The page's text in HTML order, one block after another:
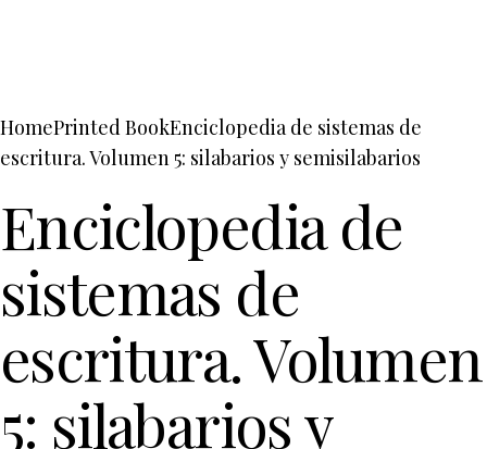
HomePrinted BookEnciclopedia de sistemas de
escritura. Volumen 5: silabarios y semisilabarios
Enciclopedia de
sistemas de
escritura. Volumen
5: silabarios y